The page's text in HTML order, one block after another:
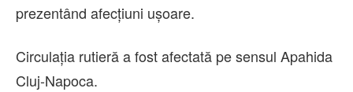
prezentând afecțiuni ușoare.
Circulația rutieră a fost afectată pe sensul Apahida
Cluj-Napoca.